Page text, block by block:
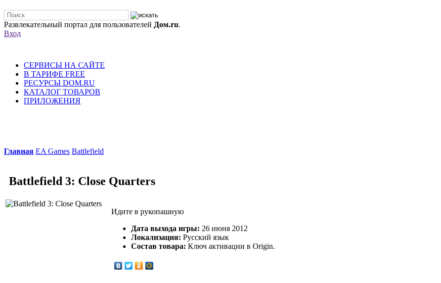
Развлекательный портал для пользователей Дом.ru.
Вход
СЕРВИСЫ НА САЙТЕ
В ТАРИФЕ FREE
РЕСУРСЫ DOM.RU
КАТАЛОГ ТОВАРОВ
ПРИЛОЖЕНИЯ
Главная EA Games Battlefield
Battlefield 3: Close Quarters
Идите в рукопашную
Дата выхода игры: 26 июня 2012
Локализация: Русский язык
Состав товара: Ключ активации в Origin.